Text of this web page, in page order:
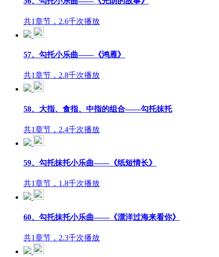
共1章节，2.6千次播放
57、勾托小乐曲——《鸿雁》
共1章节，2.8千次播放
58、大指、食指、中指的组合——勾托抹托
共1章节，2.4千次播放
59、勾托抹托小乐曲——《纸短情长》
共1章节，1.8千次播放
60、勾托抹托小乐曲——《漂洋过海来看你》
共1章节，2.3千次播放